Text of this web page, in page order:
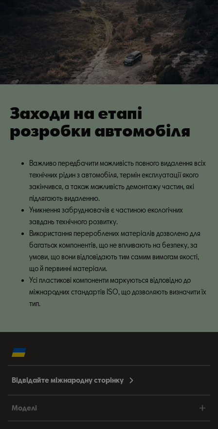
Заходи на етапі
розробки автомобіля
Важливо передбачити можливість повного видалення всіх
технічних рідин з автомобіля, термін експлуатації якого
закінчився, а також можливість демонтажу частин, які
підлягають видаленню.
Уникнення забруднювачів є частиною екологічних
завдань технічного розвитку.
Використання перероблених матеріалів дозволено для
багатьох компонентів, що не впливають на безпеку, за
умови, що вони відповідають тим самим вимогам якості,
що й первинні матеріали.
Усі пластикові компоненти маркуються відповідно до
міжнародних стандартів ISO, що дозволяють визначити їх
тип.
Відвідайте міжнародну сторінку
Моделі